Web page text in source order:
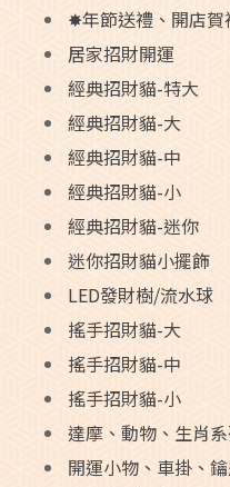
✸年節送禮、開店賀
居家招財開運
經典招財貓-特大
經典招財貓-大
經典招財貓-中
經典招財貓-小
經典招財貓-迷你
迷你招財貓小擺飾
LED發財樹/流水球
搖手招財貓-大
搖手招財貓-中
搖手招財貓-小
達摩、動物、生肖
開運小物、車掛、